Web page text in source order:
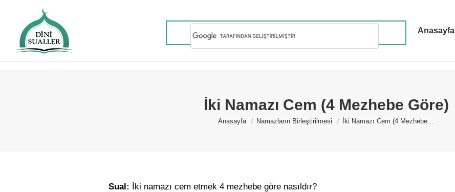
Anasayfa
İki Namazı Cem (4 Mezhebe Göre)
You are here:
Anasayfa Namazların Birleştirilmesi İki Namazı Cem (4 Mezhebe…
Sual: İki namazı cem etmek 4 mezhebe göre nasıldır?